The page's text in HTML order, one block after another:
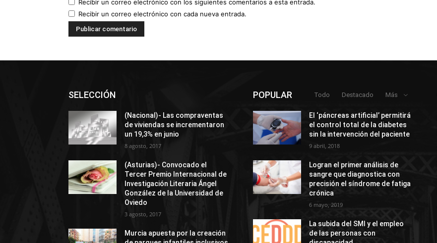
Recibir un correo electrónico con los siguientes comentarios a esta entrada.
Recibir un correo electrónico con cada nueva entrada.
SELECCIÓN
(Nacional)- Las compraventas
de viviendas se incrementaron
un 19,3% en junio
8 agosto, 2017
(Asturias)- Convocado el
Tercer Premio Internacional de
Investigación Literaria Ángel
González de la Universidad de
Oviedo
3 agosto, 2017
Murcia apuesta por la creación
POPULAR Todo Destacado Más
El ‘páncreas artificial’ permitirá
el control total de la diabetes
sin la intervención del paciente
9 abril, 2018
Logran el primer análisis de
sangre que diagnostica con
precisión el síndrome de fatiga
crónica
6 mayo, 2019
La subida del SMI y el empleo
de las personas con